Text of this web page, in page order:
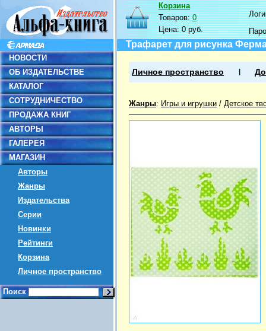
НОВОСТИ
ОБ ИЗДАТЕЛЬСТВЕ
КАТАЛОГ
СОТРУДНИЧЕСТВО
ПРОДАЖА КНИГ
АВТОРЫ
ГАЛЕРЕЯ
МАГАЗИН
Авторы
Жанры
Издательства
Серии
Новинки
Рейтинги
Корзина
Личное пространство
Поиск
Корзина
Товаров:0
Цена:0 руб.
Трафарет для рисунка
Личное пространство
Жанры: Игры и игрушки / Детское